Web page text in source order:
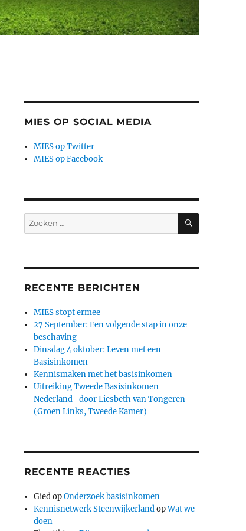
MIES OP SOCIAL MEDIA
MIES op Twitter
MIES op Facebook
Zoeken
naar:
ZOEKEN
RECENTE BERICHTEN
MIES stopt ermee
27 September: Een volgende stap in onze
beschaving
Dinsdag 4 oktober: Leven met een
Basisinkomen
Kennismaken met het basisinkomen
Uitreiking Tweede Basisinkomen
Nederland door Liesbeth van Tongeren
(Groen Links, Tweede Kamer)
RECENTE REACTIES
GiedopOnderzoek basisinkomen
Kennisnetwerk SteenwijkerlandopWat we
doen